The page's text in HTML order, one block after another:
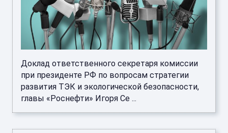
Доклад ответственного секретаря комиссии
при президенте РФ по вопросам стратегии
развития ТЭК и экологической безопасности,
главы «Роснефти» Игоря Се ...